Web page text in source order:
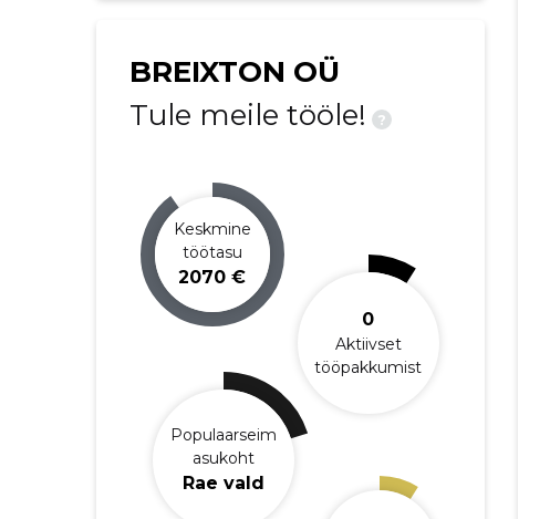
BREIXTON OÜ
Tule meile tööle!
?
Keskmine
töötasu
2070 €
0
Aktiivset
tööpakkumist
Populaarseim
asukoht
Rae vald